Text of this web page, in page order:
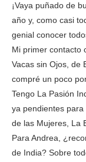
¡Vaya puñado de
año y, como casi
genial conocer
Mi primer contacto
Vacas sin Ojos, de
compré un poco
Tengo La Pasión
ya pendientes para
de las Mujeres, La
Para Andrea,
de India? Sobre